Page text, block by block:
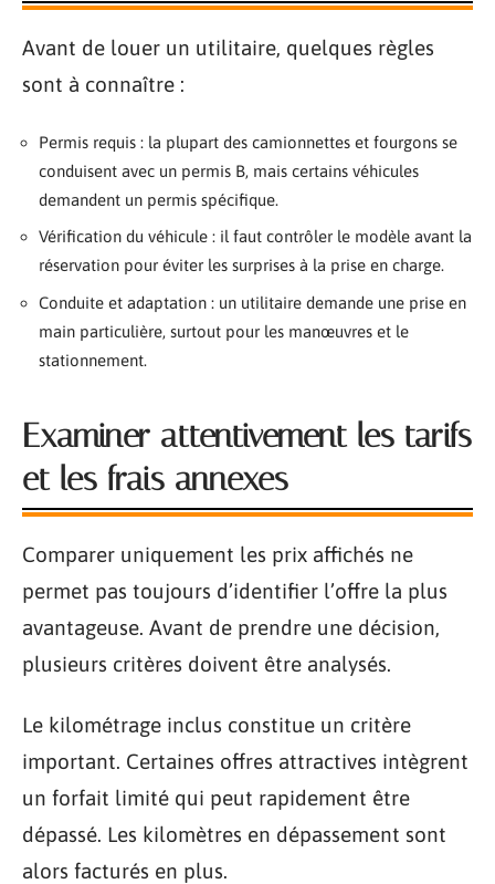
Avant de louer un utilitaire, quelques règles
sont à connaître :
Permis requis : la plupart des camionnettes et fourgons se
conduisent avec un permis B, mais certains véhicules
demandent un permis spécifique.
Vérification du véhicule : il faut contrôler le modèle avant la
réservation pour éviter les surprises à la prise en charge.
Conduite et adaptation : un utilitaire demande une prise en
main particulière, surtout pour les manœuvres et le
stationnement.
Examiner attentivement les tarifs
et les frais annexes
Comparer uniquement les prix affichés ne
permet pas toujours d’identifier l’offre la plus
avantageuse. Avant de prendre une décision,
plusieurs critères doivent être analysés.
Le kilométrage inclus constitue un critère
important. Certaines offres attractives intègrent
un forfait limité qui peut rapidement être
dépassé. Les kilomètres en dépassement sont
alors facturés en plus.